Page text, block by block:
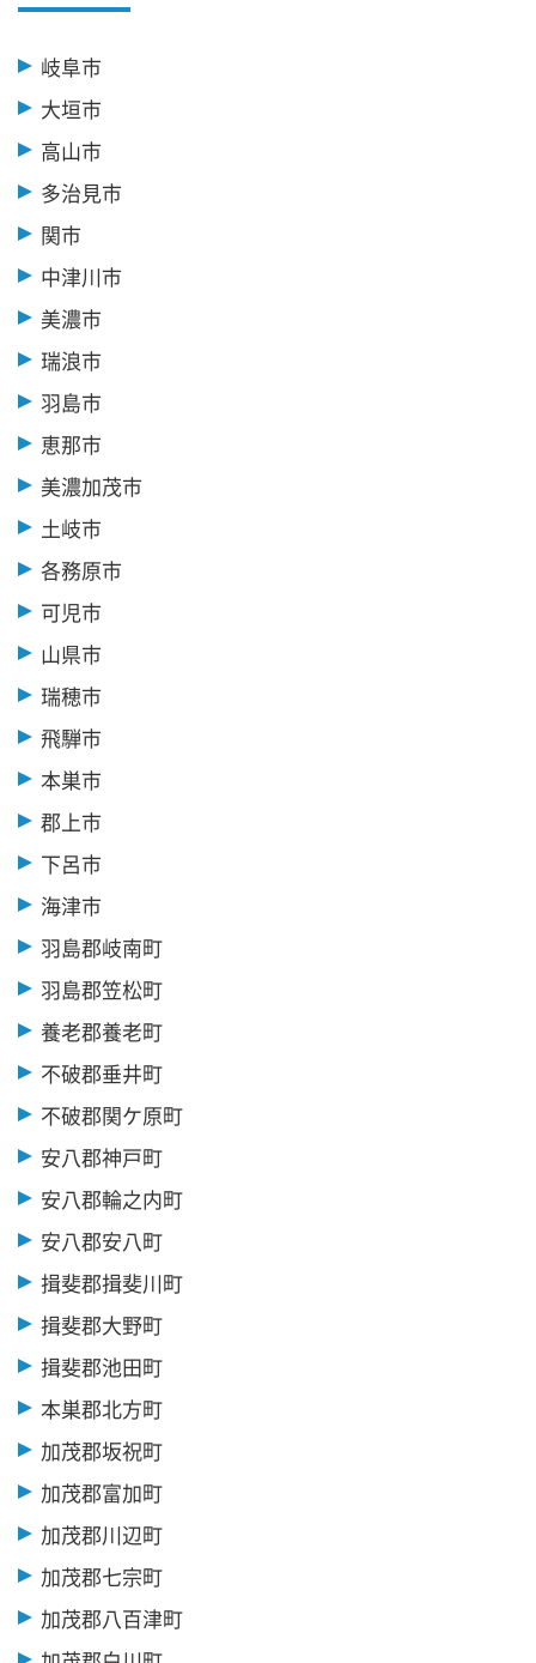
岐阜市
大垣市
高山市
多治見市
関市
中津川市
美濃市
瑞浪市
羽島市
恵那市
美濃加茂市
土岐市
各務原市
可児市
山県市
瑞穂市
飛騨市
本巣市
郡上市
下呂市
海津市
羽島郡岐南町
羽島郡笠松町
養老郡養老町
不破郡垂井町
不破郡関ケ原町
安八郡神戸町
安八郡輪之内町
安八郡安八町
揖斐郡揖斐川町
揖斐郡大野町
揖斐郡池田町
本巣郡北方町
加茂郡坂祝町
加茂郡富加町
加茂郡川辺町
加茂郡七宗町
加茂郡八百津町